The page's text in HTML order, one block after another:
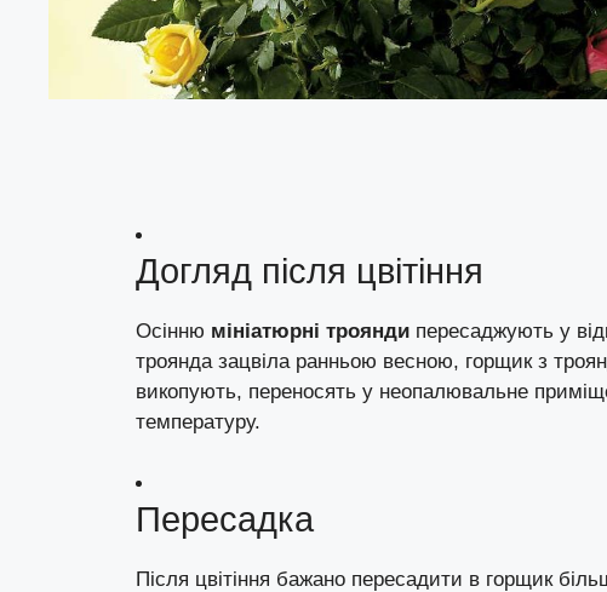
Догляд після цвітіння
Осінню мініатюрні троянди пересаджують у
троянда зацвіла ранньою весною, горщик з
викопують, переносять у неопалювальне
температуру.
Пересадка
Після цвітіння бажано пересадити в горщик